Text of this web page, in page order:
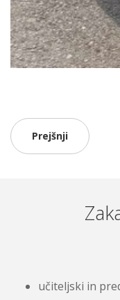
Prejšnji
učiteljski in